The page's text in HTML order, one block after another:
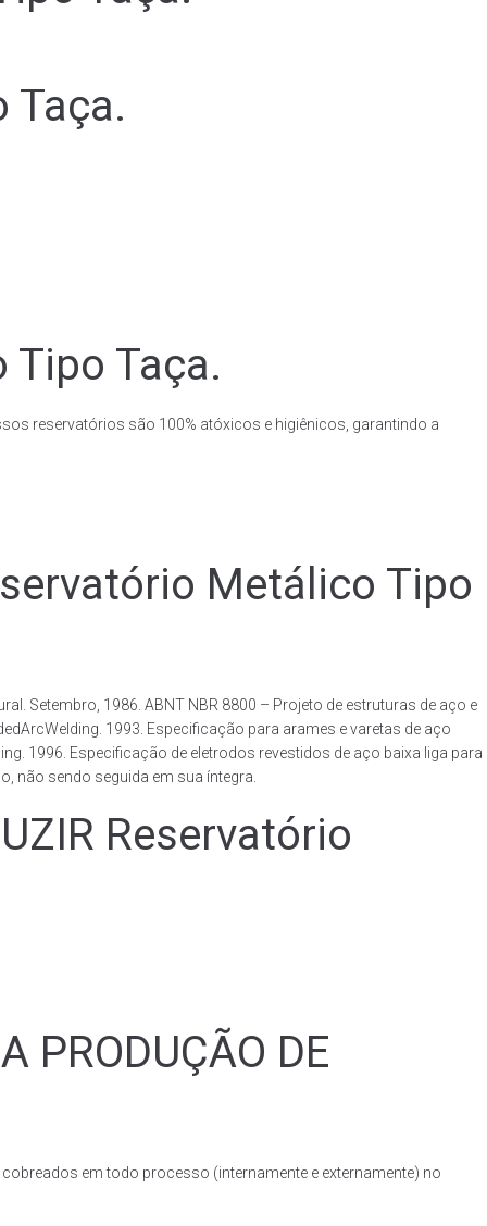
Taça.
Tipo Taça.
reservatórios são 100% atóxicos e higiênicos, garantindo a
Metálico Tipo
Setembro, 1986. ABNT NBR 8800 – Projeto de estruturas de aço e
1993. Especificação para arames e varetas de aço
1996. Especificação de eletrodos revestidos de aço baixa liga para
não sendo seguida em sua íntegra.
Reservatório
PRODUÇÃO DE
em todo processo (internamente e externamente) no